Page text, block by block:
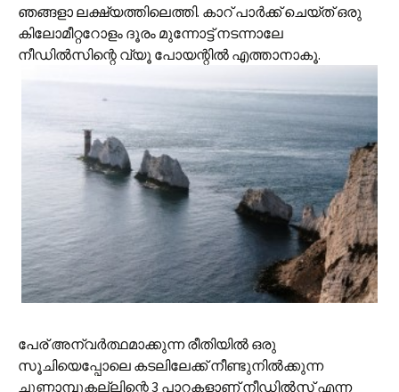
ഞങ്ങളാ ലക്ഷ്യത്തിലെത്തി. കാറ് പാര്‍ക്ക് ചെയ്ത് ഒരു
കിലോമീറ്ററോളം ദൂരം മുന്നോട്ട് നടന്നാലേ
നീഡില്‍‌സിന്റെ വ്യൂ പോയന്റില്‍ എത്താനാകൂ.
പേര് അന്വര്‍ത്ഥമാക്കുന്ന രീതിയില്‍ ഒരു
സൂചിയെപ്പോലെ കടലിലേക്ക് നീണ്ടുനില്‍ക്കുന്ന
ചുണ്ണാമ്പുകല്ലിന്റെ 3 പാറകളാണ് നീഡില്‍‌സ് എന്ന